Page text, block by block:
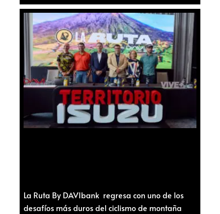
La Ruta By DAVIbank regresa con uno de los
desafíos más duros del ciclismo de montaña